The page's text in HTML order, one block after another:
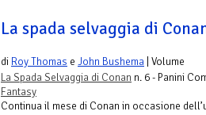
La spada selvaggia di
di Roy Thomas e John Bushema | Volume
La Spada Selvaggia di Conan n. 6 - Panini
Fantasy
Continua il mese di Conan in occasione